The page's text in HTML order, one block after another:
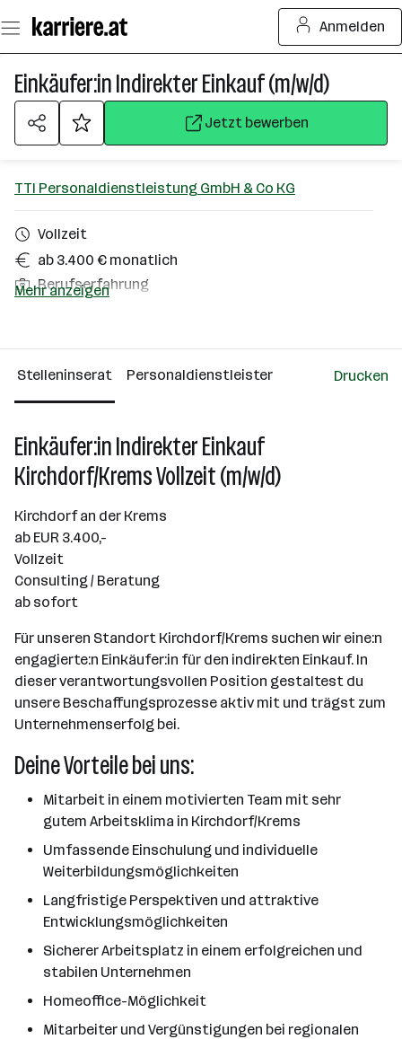
Seiteninhalt
springen
Anmelden
Einkäufer:in Indirekter Einkauf (m/w/d)
Jetzt bewerben
TTI Personaldienstleistung GmbH & Co KG
Vollzeit
ab 3.400 € monatlich
Berufserfahrung
Mehr anzeigen
Stelleninserat Personaldienstleister Drucken
Einkäufer:in Indirekter Einkauf
Kirchdorf/Krems Vollzeit (m/w/d)
Kirchdorf an der Krems
ab EUR 3.400,-
Vollzeit
Consulting / Beratung
ab sofort
Für unseren Standort Kirchdorf/Krems suchen wir eine:n
engagierte:n Einkäufer:in für den indirekten Einkauf. In
dieser verantwortungsvollen Position gestaltest du
unsere Beschaffungsprozesse aktiv mit und trägst zum
Unternehmenserfolg bei.
Deine Vorteile bei uns:
Mitarbeit in einem motivierten Team mit sehr
gutem Arbeitsklima in Kirchdorf/Krems
Umfassende Einschulung und individuelle
Weiterbildungsmöglichkeiten
Langfristige Perspektiven und attraktive
Entwicklungsmöglichkeiten
Sicherer Arbeitsplatz in einem erfolgreichen und
stabilen Unternehmen
Homeoffice-Möglichkeit
Mitarbeiter und Vergünstigungen bei regionalen